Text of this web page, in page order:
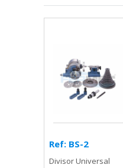
Ref: BS-2
Divisor Universal